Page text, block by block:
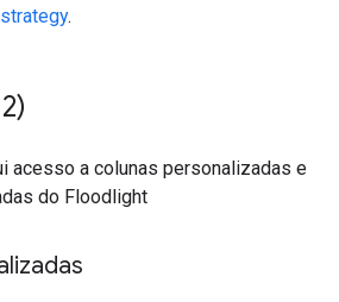
.
acesso a colunas personalizadas e
do Floodlight